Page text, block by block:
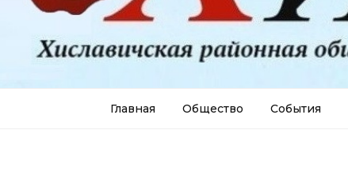
Главная Общество События